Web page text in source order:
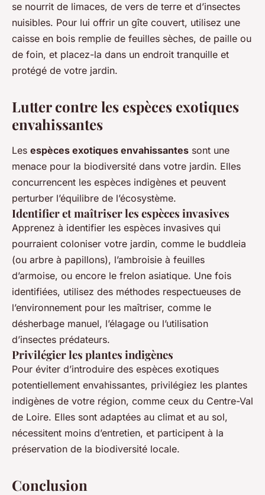
se nourrit de limaces, de vers de terre et d’insectes
nuisibles. Pour lui offrir un gîte couvert, utilisez une
caisse en bois remplie de feuilles sèches, de paille ou
de foin, et placez-la dans un endroit tranquille et
protégé de votre jardin.
Lutter contre les espèces exotiques
envahissantes
Les espèces exotiques envahissantes sont une
menace pour la biodiversité dans votre jardin. Elles
concurrencent les espèces indigènes et peuvent
perturber l’équilibre de l’écosystème.
Identifier et maîtriser les espèces invasives
Apprenez à identifier les espèces invasives qui
pourraient coloniser votre jardin, comme le buddleia
(ou arbre à papillons), l’ambroisie à feuilles
d’armoise, ou encore le frelon asiatique. Une fois
identifiées, utilisez des méthodes respectueuses de
l’environnement pour les maîtriser, comme le
désherbage manuel, l’élagage ou l’utilisation
d’insectes prédateurs.
Privilégier les plantes indigènes
Pour éviter d’introduire des espèces exotiques
potentiellement envahissantes, privilégiez les plantes
indigènes de votre région, comme ceux du Centre-Val
de Loire. Elles sont adaptées au climat et au sol,
nécessitent moins d’entretien, et participent à la
préservation de la biodiversité locale.
Conclusion